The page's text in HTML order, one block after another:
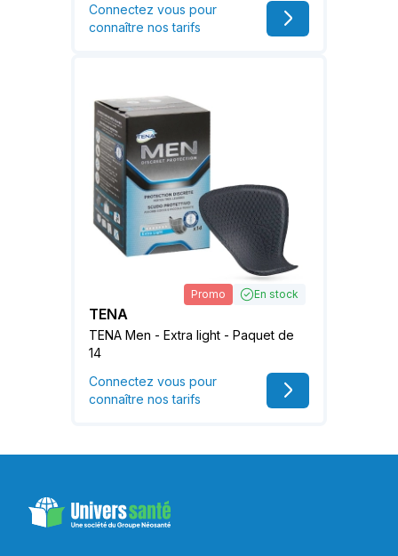
Connectez vous pour
connaître nos tarifs
Promo En stock
TENA
TENA Men - Extra light - Paquet de
14
Connectez vous pour
connaître nos tarifs